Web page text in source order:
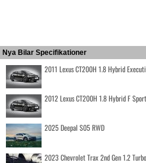
Nya Bilar Specifikationer
2011 Lexus CT200H 1.8 Hybrid
2012 Lexus CT200H 1.8 Hybrid F
2025 Deepal S05 RWD
2023 Chevrolet Trax 2nd Gen 1.2